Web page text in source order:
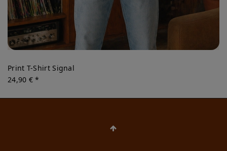
Print T-Shirt Signal
24,90 € *